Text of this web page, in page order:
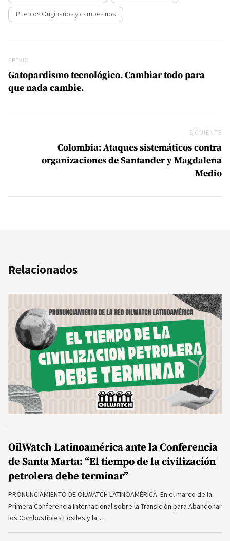
Pueblos Originarios y campesinos
Previo
PREVIO
Gatopardismo tecnológico. Cambiar todo para
que nada cambie.
SIGUIENTE
Colombia: Ataques sistemáticos contra
organizaciones de Santander y Magdalena
Medio
Relacionados
OilWatch Latinoamérica ante la Conferencia
de Santa Marta: “El tiempo de la civilización
petrolera debe terminar”
PRONUNCIAMIENTO DE OILWATCH LATINOAMÉRICA. En el marco de la
Primera Conferencia Internacional sobre la Transición para Abandonar
los Combustibles Fósiles y la…